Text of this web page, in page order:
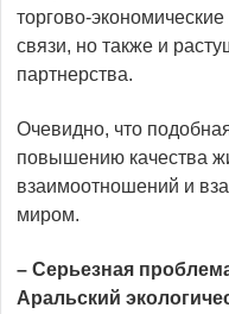
торгово-
связи, но также и
партнерства.
Очевидно, что
повышению качества
взаимоотношений и
миром.
– Серьезная
Аральский